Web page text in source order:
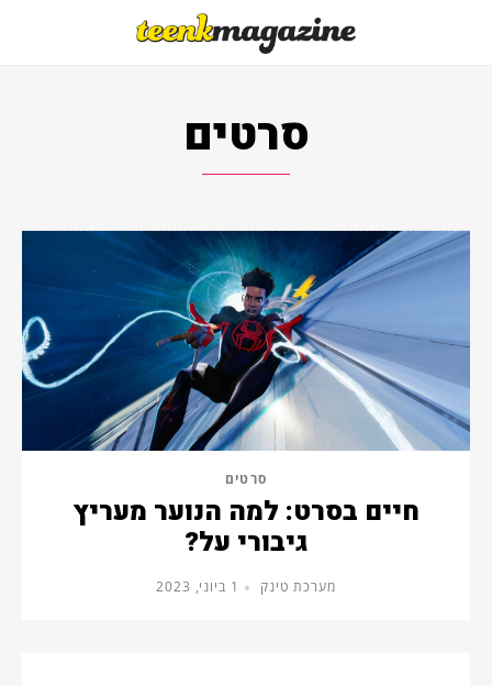
סרטים
סרטים
חיים בסרט: למה הנוער מעריץ
גיבורי על?
מערכת טינק 1 ביוני, 2023